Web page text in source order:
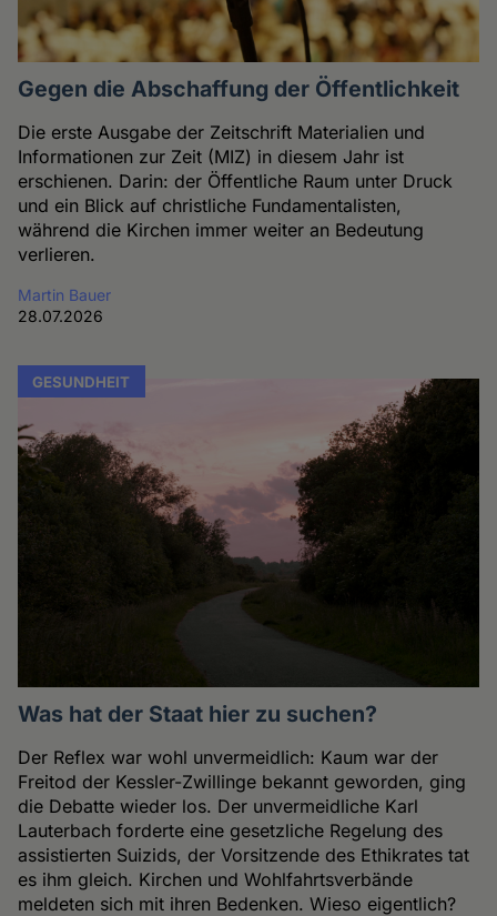
Gegen die Abschaffung der Öffentlichkeit
Die erste Ausgabe der Zeitschrift Materialien und
Informationen zur Zeit (MIZ) in diesem Jahr ist
erschienen. Darin: der Öffentliche Raum unter Druck
und ein Blick auf christliche Fundamentalisten,
während die Kirchen immer weiter an Bedeutung
verlieren.
Martin Bauer
28.07.2026
GESUNDHEIT
Was hat der Staat hier zu suchen?
Der Reflex war wohl unvermeidlich: Kaum war der
Freitod der Kessler-Zwillinge bekannt geworden, ging
die Debatte wieder los. Der unvermeidliche Karl
Lauterbach forderte eine gesetzliche Regelung des
assistierten Suizids, der Vorsitzende des Ethikrates tat
es ihm gleich. Kirchen und Wohlfahrtsverbände
meldeten sich mit ihren Bedenken. Wieso eigentlich?